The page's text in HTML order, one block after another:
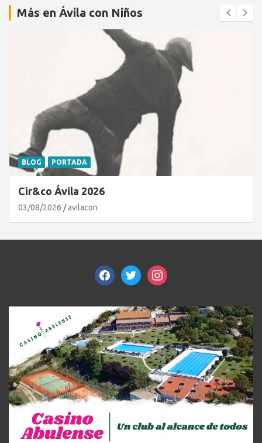
Más en Ávila con Niños
EXPERTOS EN NIÑOS
Matrículas abiertas curso 26/27 en
27/07/2026
facebooktwitterinstagram